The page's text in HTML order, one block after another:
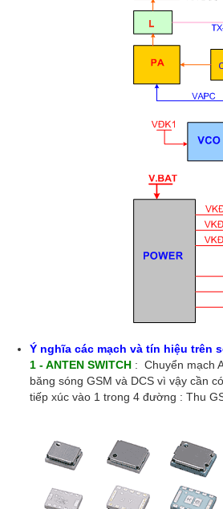
Ý nghĩa các mạch và tín hiệu trên
1 - ANTEN SWITCH : Chuyển mạch
băng sóng GSM và DCS vì vậy cần
tiếp xúc vào 1 trong 4 đường : Thu